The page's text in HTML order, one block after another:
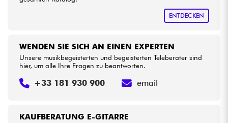
ENTDECKEN
KAUFBERATUNG E-GITARRE
WENDEN SIE SICH AN EINEN EXPERTEN
Unsere musikbegeisterten und begeisterten Teleberater sind
hier, um alle Ihre Fragen zu beantworten.
+33 181 930 900 email